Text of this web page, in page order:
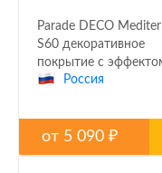
Parade DECO
S60 декоративное
покрытие с
старины или
Россия
от 5 090 ₽